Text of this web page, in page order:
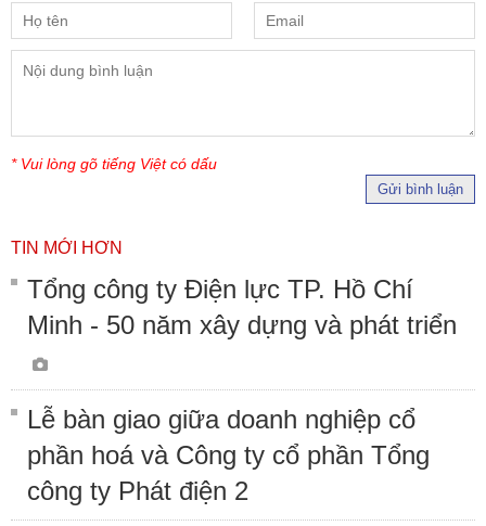
* Vui lòng gõ tiếng Việt có dấu
Gửi bình luận
TIN MỚI HƠN
Tổng công ty Điện lực TP. Hồ Chí
Minh - 50 năm xây dựng và phát triển
Lễ bàn giao giữa doanh nghiệp cổ
phần hoá và Công ty cổ phần Tổng
công ty Phát điện 2